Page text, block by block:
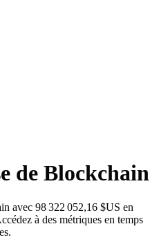
de Blockchain
avec 98 322 052,16 $US en
à des métriques en temps